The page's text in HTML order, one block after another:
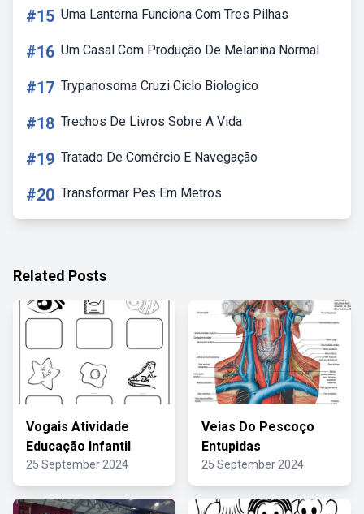
#15 Uma Lanterna Funciona Com Tres Pilhas
#16 Um Casal Com Produção De Melanina Normal
#17 Trypanosoma Cruzi Ciclo Biologico
#18 Trechos De Livros Sobre A Vida
#19 Tratado De Comércio E Navegação
#20 Transformar Pes Em Metros
Related Posts
Vogais Atividade
Educação Infantil
25 September 2024
Veias Do Pescoço
Entupidas
25 September 2024